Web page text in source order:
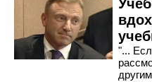
"...